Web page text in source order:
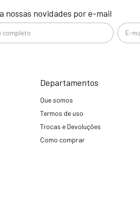
nossas novidades por e-mail
Departamentos
Que somos
Termos de uso
Trocas e Devoluções
Como comprar